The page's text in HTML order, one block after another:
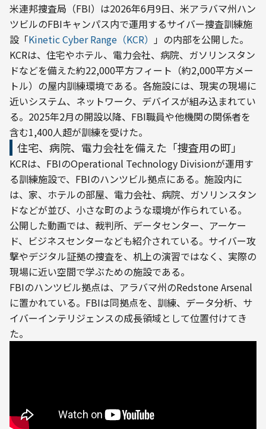
米連邦捜査局（FBI）は2026年6月9日、米アラバマ州ハン
ツビルのFBIキャンパス内で運用するサイバー捜査訓練施
設「Kinetic Cyber Range（KCR）
」の内部を公開した。
KCRは、住宅やホテル、電力会社、病院、ガソリンスタン
ドなどを備えた約22,000平方フィート（約2,000平方メー
トル）の屋内訓練環境である。各施設には、現実の現場に
近いシステム、ネットワーク、デバイスが組み込まれてい
る。2025年2月の開設以降、FBI職員や他機関の関係者を
含む1,400人超が訓練を受けた。
住宅、病院、電力会社を備えた「捜査用の町」
KCRは、FBIのOperational Technology Divisionが運用す
る訓練施設で、FBIのハンツビル拠点にある。施設内に
は、家、ホテルの部屋、電力会社、病院、ガソリンスタン
ドなどが並び、小さな町のような環境が作られている。
公開した動画では、裁判所、データセンター、アーケー
ド、ビジネスセンターなども紹介されている。サイバー攻
撃やデジタル証拠の捜査を、机上の演習ではなく、実際の
現場に近い空間で学ぶための施設である。
FBIのハンツビル拠点は、アラバマ州のRedstone Arsenal
に置かれている。FBIは同拠点を、訓練、データ分析、サ
イバーインテリジェンスの成長領域として位置付けてき
た。